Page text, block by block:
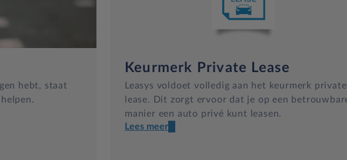
hebt, staat
Keurmerk Private Lease
Leasys voldoet volledig aan het keurmerk private
lease. Dit zorgt ervoor dat je op een
manier een auto privé kunt leasen.
Een transparant contract
Lees meer